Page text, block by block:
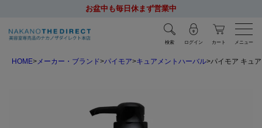
お盆中も毎日休まず営業中
検索 ログイン カート メニュー
HOME メーカー・ブランド パイモア キュアメントハーバル パイモア キュ